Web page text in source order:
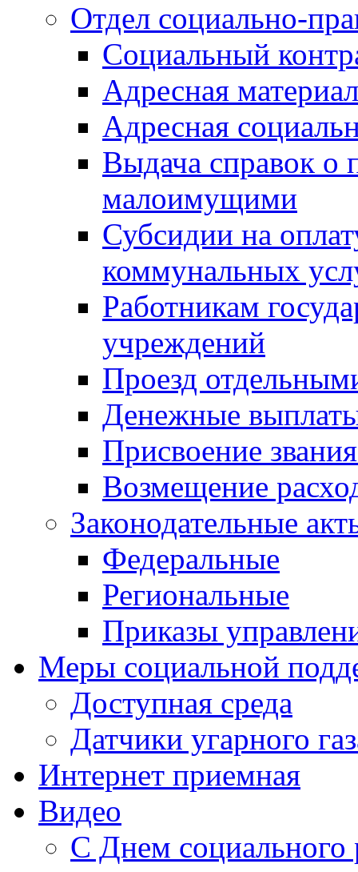
Отдел социально-
Социальный
Адресная
Адресная
Выдача справок о
малоимущими
Субсидии на
коммунальных
Работникам
учреждений
Проезд
Денежные
Присвоение
Возмещение
Законодательные
Федеральные
Региональные
Приказы
Меры социальной
Доступная среда
Датчики угарного
Интернет приемная
Видео
С Днем социального